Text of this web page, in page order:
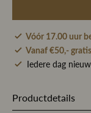
Vóór 17.00 uur
Vanaf €50,-
Iedere dag
Productdetails